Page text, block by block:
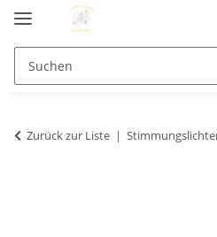
Zurück zur Liste